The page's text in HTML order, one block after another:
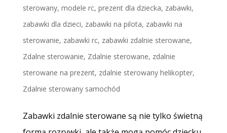
sterowany, modele rc, prezent dla dziecka, zabawki,
zabawki dla dzieci, zabawki na pilota, zabawki na
sterowanie, zabawki rc, zabawki zdalnie sterowane,
Zdalne sterowanie, Zdalnie sterowane, zdalnie
sterowane na prezent, zdalnie sterowany helikopter,
Zdalnie sterowany samochód
Zabawki zdalnie sterowane są nie tylko świetną